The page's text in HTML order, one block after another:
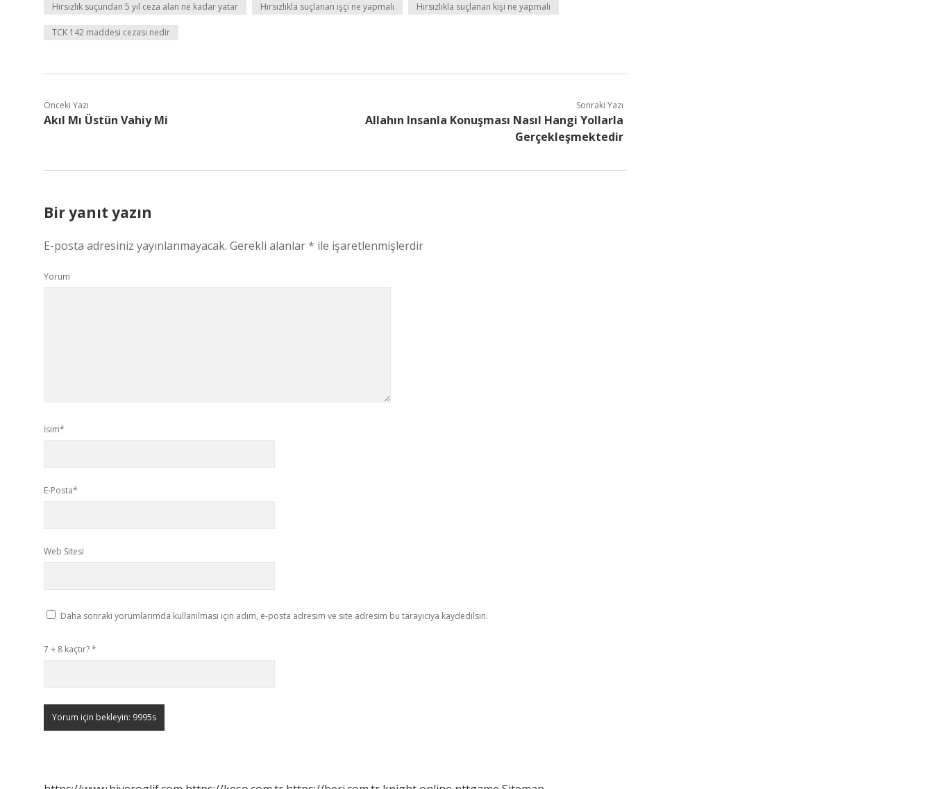
Hırsızlık suçundan 5 yıl ceza alan ne kadar yatar Hırsızlıkla suçlanan işçi ne yapmalı Hırsızlıkla suçlanan kişi ne yapmalı
TCK 142 maddesi cezası nedir
Önceki Yazı
Akıl Mı Üstün Vahiy Mi
Sonraki Yazı
Allahın Insanla Konuşması Nasıl Hangi Yollarla
Gerçekleşmektedir
Bir yanıt yazın
E-posta adresiniz yayınlanmayacak. Gerekli alanlar* ile işaretlenmişlerdir
Yorum
İsim*
E-Posta*
Web Sitesi
Daha sonraki yorumlarımda kullanılması için adım, e-posta adresim ve site adresim bu tarayıcıya kaydedilsin.
7 + 8 kaçtır?*